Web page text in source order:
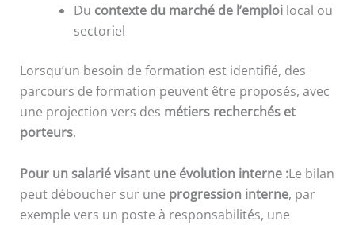
Du contexte du marché de l’emploi local ou
sectoriel
Lorsqu’un besoin de formation est identifié, des
parcours de formation peuvent être proposés, avec
une projection vers des métiers recherchés et
porteurs.
Pour un salarié visant une évolution interne :Le bilan
peut déboucher sur une progression interne, par
exemple vers un poste à responsabilités, une